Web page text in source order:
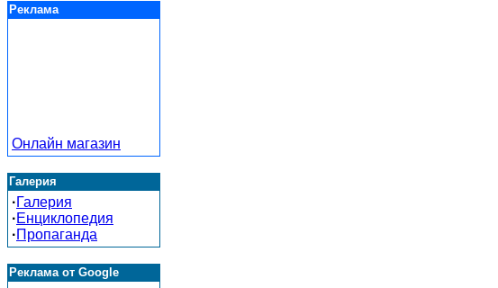
Реклама
Онлайн магазин
Галерия
·Галерия
·Енциклопедия
·Пропаганда
Реклама от Google